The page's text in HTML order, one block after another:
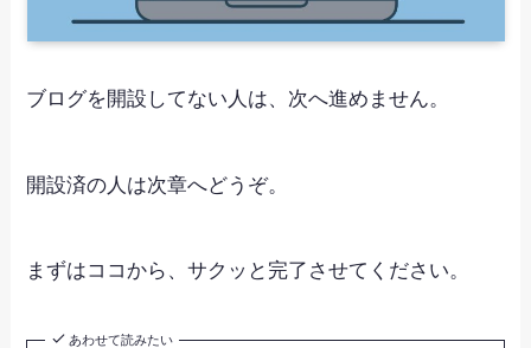
ブログを開設してない人は、次へ進めません。
開設済の人は次章へどうぞ。
まずはココから、サクッと完了させてください。
あわせて読みたい